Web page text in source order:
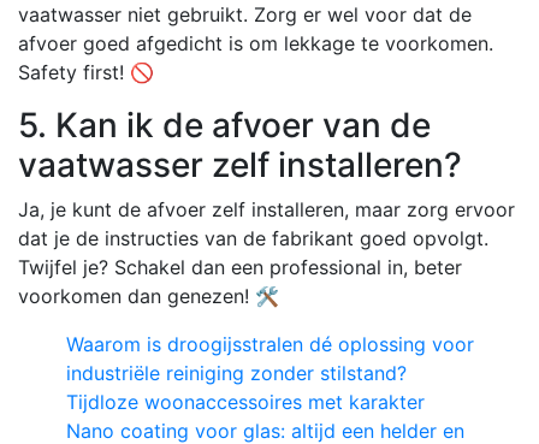
vaatwasser niet gebruikt. Zorg er wel voor dat de
afvoer goed afgedicht is om lekkage te voorkomen.
Safety first! 🚫
5. Kan ik de afvoer van de
vaatwasser zelf installeren?
Ja, je kunt de afvoer zelf installeren, maar zorg ervoor
dat je de instructies van de fabrikant goed opvolgt.
Twijfel je? Schakel dan een professional in, beter
voorkomen dan genezen! 🛠️
Waarom is droogijsstralen dé oplossing voor
industriële reiniging zonder stilstand?
Tijdloze woonaccessoires met karakter
Nano coating voor glas: altijd een helder en